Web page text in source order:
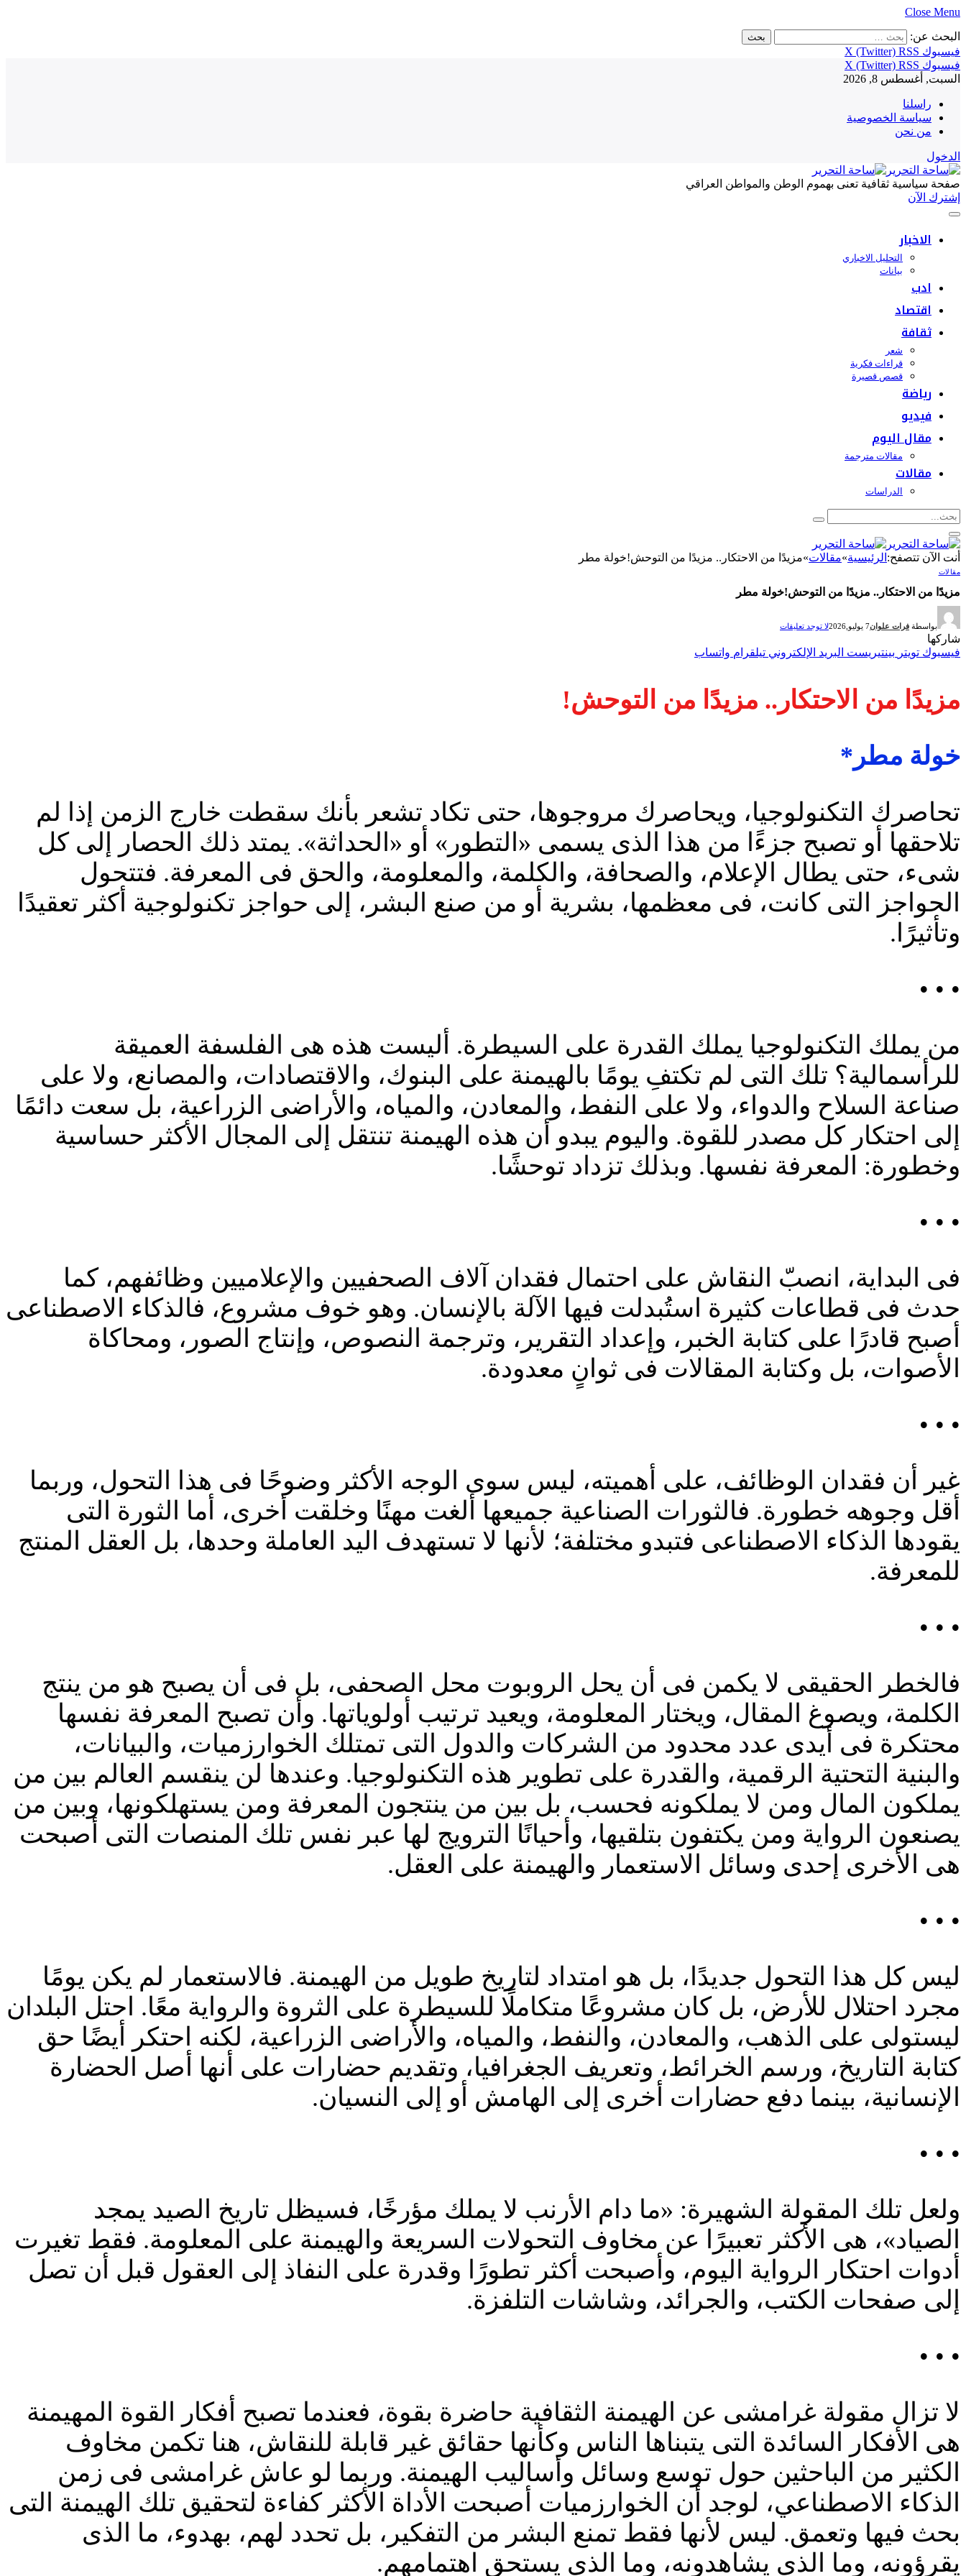
Close Menu
البحث عن:
فيسبوك
X (Twitter) RSS
فيسبوك
X (Twitter) RSS
السبت, أغسطس 8, 2026
راسلنا
سياسة الخصوصية
من نحن
الدخول
صفحة سياسية ثقافية تعنى بهموم الوطن والمواطن العراقي
إشترك الآن
الاخبار
التحليل الاخباري
بيانات
ادب
اقتصاد
ثقافة
شعر
قراءات فكرية
قصص قصيرة
رياضة
فيديو
مقال اليوم
مقالات مترجمة
مقالات
الدراسات
أنت الآن تتصفح: الرئيسية»مقالات»مزيدًا من الاحتكار.. مزيدًا من التوحش!خولة مطر
مقالات
مزيدًا من الاحتكار.. مزيدًا من التوحش!خولة مطر
بواسطة فرات علوان7 يوليو,2026 لا توجد تعليقات
شاركها
فيسبوك تويتر بينتيريست البريد الإلكتروني تيلقرام واتساب
مزيدًا من الاحتكار.. مزيدًا من التوحش!
خولة مطر*
تحاصرك التكنولوجيا، ويحاصرك مروجوها، حتى تكاد تشعر بأنك سقطت خارج الزمن إذا لم
تلاحقها أو تصبح جزءًا من هذا الذى يسمى «التطور» أو «الحداثة». يمتد ذلك الحصار إلى كل
شىء، حتى يطال الإعلام، والصحافة، والكلمة، والمعلومة، والحق فى المعرفة. فتتحول
الحواجز التى كانت، فى معظمها، بشرية أو من صنع البشر، إلى حواجز تكنولوجية أكثر تعقيدًا
وتأثيرًا.
• • •
من يملك التكنولوجيا يملك القدرة على السيطرة. أليست هذه هى الفلسفة العميقة
للرأسمالية؟ تلك التى لم تكتفِ يومًا بالهيمنة على البنوك، والاقتصادات، والمصانع، ولا على
صناعة السلاح والدواء، ولا على النفط، والمعادن، والمياه، والأراضى الزراعية، بل سعت دائمًا
إلى احتكار كل مصدر للقوة. واليوم يبدو أن هذه الهيمنة تنتقل إلى المجال الأكثر حساسية
وخطورة: المعرفة نفسها. وبذلك تزداد توحشًا.
• • •
فى البداية، انصبّ النقاش على احتمال فقدان آلاف الصحفيين والإعلاميين وظائفهم، كما
حدث فى قطاعات كثيرة استُبدلت فيها الآلة بالإنسان. وهو خوف مشروع، فالذكاء الاصطناعى
أصبح قادرًا على كتابة الخبر، وإعداد التقرير، وترجمة النصوص، وإنتاج الصور، ومحاكاة
الأصوات، بل وكتابة المقالات فى ثوانٍ معدودة.
• • •
غير أن فقدان الوظائف، على أهميته، ليس سوى الوجه الأكثر وضوحًا فى هذا التحول، وربما
أقل وجوهه خطورة. فالثورات الصناعية جميعها ألغت مهنًا وخلقت أخرى، أما الثورة التى
يقودها الذكاء الاصطناعى فتبدو مختلفة؛ لأنها لا تستهدف اليد العاملة وحدها، بل العقل المنتج
للمعرفة.
• • •
فالخطر الحقيقى لا يكمن فى أن يحل الروبوت محل الصحفى، بل فى أن يصبح هو من ينتج
الكلمة، ويصوغ المقال، ويختار المعلومة، ويعيد ترتيب أولوياتها. وأن تصبح المعرفة نفسها
محتكرة فى أيدى عدد محدود من الشركات والدول التى تمتلك الخوارزميات، والبيانات،
والبنية التحتية الرقمية، والقدرة على تطوير هذه التكنولوجيا. وعندها لن ينقسم العالم بين من
يملكون المال ومن لا يملكونه فحسب، بل بين من ينتجون المعرفة ومن يستهلكونها، وبين من
يصنعون الرواية ومن يكتفون بتلقيها، وأحيانًا الترويج لها عبر نفس تلك المنصات التى أصبحت
هى الأخرى إحدى وسائل الاستعمار والهيمنة على العقل.
• • •
ليس كل هذا التحول جديدًا، بل هو امتداد لتاريخ طويل من الهيمنة. فالاستعمار لم يكن يومًا
مجرد احتلال للأرض، بل كان مشروعًا متكاملًا للسيطرة على الثروة والرواية معًا. احتل البلدان
ليستولى على الذهب، والمعادن، والنفط، والمياه، والأراضى الزراعية، لكنه احتكر أيضًا حق
كتابة التاريخ، ورسم الخرائط، وتعريف الجغرافيا، وتقديم حضارات على أنها أصل الحضارة
الإنسانية، بينما دفع حضارات أخرى إلى الهامش أو إلى النسيان.
• • •
ولعل تلك المقولة الشهيرة: «ما دام الأرنب لا يملك مؤرخًا، فسيظل تاريخ الصيد يمجد
الصياد»، هى الأكثر تعبيرًا عن مخاوف التحولات السريعة والهيمنة على المعلومة. فقط تغيرت
أدوات احتكار الرواية اليوم، وأصبحت أكثر تطورًا وقدرة على النفاذ إلى العقول قبل أن تصل
إلى صفحات الكتب، والجرائد، وشاشات التلفزة.
• • •
لا تزال مقولة غرامشى عن الهيمنة الثقافية حاضرة بقوة، فعندما تصبح أفكار القوة المهيمنة
هى الأفكار السائدة التى يتبناها الناس وكأنها حقائق غير قابلة للنقاش، هنا تكمن مخاوف
الكثير من الباحثين حول توسع وسائل وأساليب الهيمنة. وربما لو عاش غرامشى فى زمن
الذكاء الاصطناعي، لوجد أن الخوارزميات أصبحت الأداة الأكثر كفاءة لتحقيق تلك الهيمنة التى
بحث فيها وتعمق. ليس لأنها فقط تمنع البشر من التفكير، بل تحدد لهم، بهدوء، ما الذى
يقرؤونه، وما الذى يشاهدونه، وما الذى يستحق اهتمامهم.